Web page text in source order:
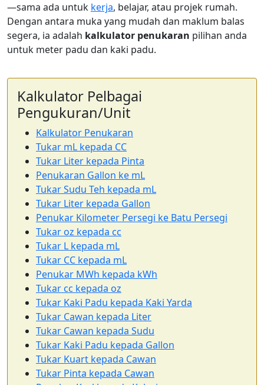
—sama ada untuk kerja, belajar, atau projek rumah.
Dengan antara muka yang mudah dan maklum balas
segera, ia adalah kalkulator penukaran pilihan anda
untuk meter padu dan kaki padu.
Kalkulator Pelbagai
Pengukuran/Unit
Kalkulator Penukaran
Tukar mL kepada CC
Tukar Liter kepada Pinta
Penukaran Gallon ke mL
Tukar Sudu Teh kepada mL
Tukar Liter kepada Gallon
Penukar Kilometer Persegi ke Batu Persegi
Tukar oz kepada cc
Tukar L kepada mL
Tukar CC kepada mL
Penukar MWh kepada kWh
Tukar cc kepada oz
Tukar Kaki Padu kepada Kaki Yarda
Tukar Cawan kepada Liter
Tukar Cawan kepada Sudu
Tukar Kaki Padu kepada Gallon
Tukar Kuart kepada Cawan
Tukar Pinta kepada Cawan